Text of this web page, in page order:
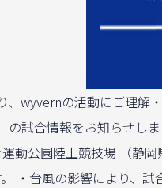
、wyvernの活動にご理解
］の試合情報をお知らせし
動公園陸上競技場 （静
・台風の影響により、